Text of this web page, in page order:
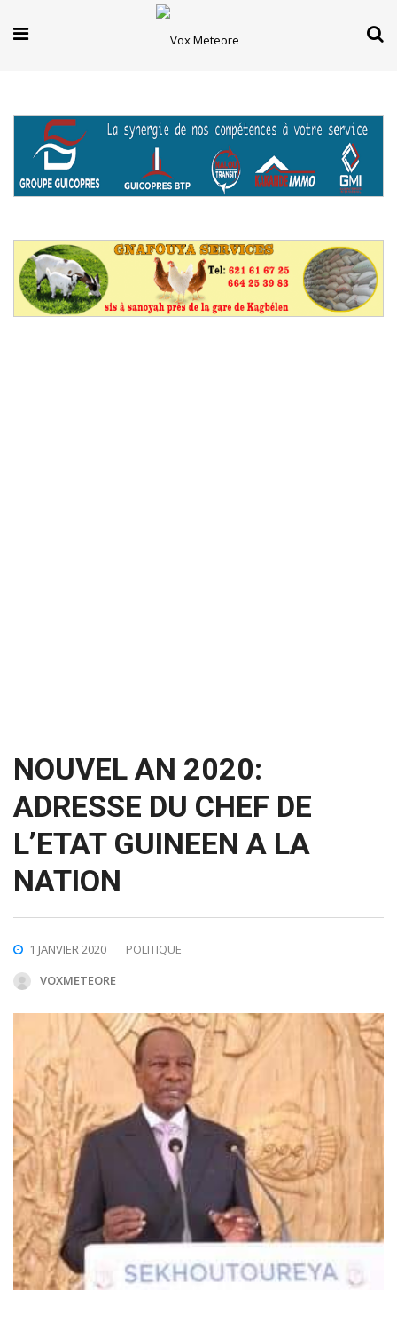
NOUVEL AN 2020:
ADRESSE DU CHEF DE
L’ETAT GUINEEN A LA
NATION
1 JANVIER 2020
POLITIQUE
VOXMETEORE